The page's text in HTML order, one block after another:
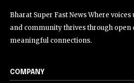
Bharat Super Fast News Where
and community thrives through open
meaningful connections.
COMPANY